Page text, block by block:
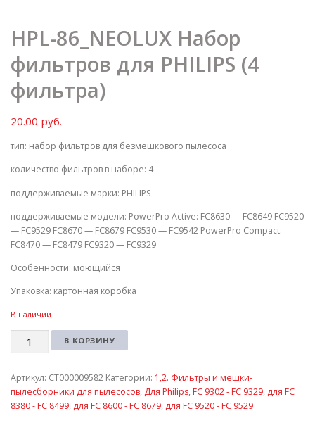
HPL-86_NEOLUX Набор
фильтров для PHILIPS (4
фильтра)
20.00 руб.
тип: набор фильтров для безмешкового пылесоса
количество фильтров в наборе: 4
поддерживаемые марки: PHILIPS
поддерживаемые модели: PowerPro Active: FC8630 — FC8649 FC9520
— FC9529 FC8670 — FC8679 FC9530 — FC9542 PowerPro Compact:
FC8470 — FC8479 FC9320 — FC9329
Особенности: моющийся
Упаковка: картонная коробка
В наличии
Количество В КОРЗИНУ
Артикул: СТ000009582 Категории: 1,2. Фильтры и мешки-
пылесборники для пылесосов, Для Philips, FC 9302 - FC 9329, для FC
8380 - FC 8499, для FC 8600 - FC 8679, для FC 9520 - FC 9529